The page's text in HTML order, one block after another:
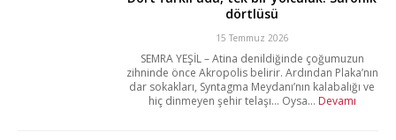
dörtlüsü
15 Temmuz 2026
SEMRA YEŞİL – Atina denildiğinde çoğumuzun
zihninde önce Akropolis belirir. Ardından Plaka’nın
dar sokakları, Syntagma Meydanı’nın kalabalığı ve
hiç dinmeyen şehir telaşı… Oysa... Devamı